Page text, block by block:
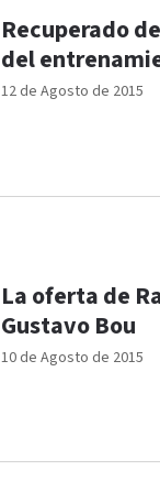
12 de Agosto de 2015
Recuperado
del
10 de Agosto de 2015
La oferta de
Gustavo Bou